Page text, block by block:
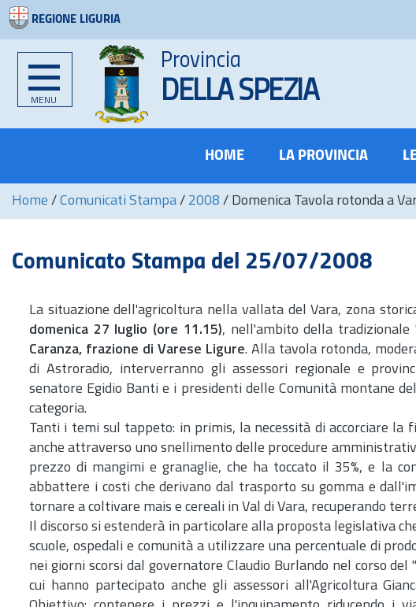
REGIONE LIGURIA
MENU
Provincia
DELLA SPEZIA
HOME LA PROVINCIA
Home / Comunicati Stampa / 2008 / Domenica Tavola rotonda a
Comunicato Stampa del 25/07/2008
La situazione dell'agricoltura nella vallata del Vara, zona
domenica 27 luglio (ore 11.15), nell'ambito della tradizionale
Caranza, frazione di Varese Ligure. Alla tavola rotonda,
di Astroradio, interverranno gli assessori regionale e
senatore Egidio Banti e i presidenti delle Comunità montane
categoria.
Tanti i temi sul tappeto: in primis, la necessità di accorciare
anche attraverso uno snellimento delle procedure
prezzo di mangimi e granaglie, che ha toccato il 35%, e la
abbattere i costi che derivano dal trasporto su gomma e
tornare a coltivare mais e cereali in Val di Vara, recuperando
Il discorso si estenderà in particolare alla proposta legislativa
scuole, ospedali e comunità a utilizzare una percentuale di
nei giorni scorsi dal governatore Claudio Burlando nel corso
cui hanno partecipato anche gli assessori all'Agricoltura